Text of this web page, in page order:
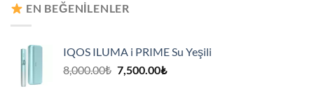
EN BEĞENILENLER
IQOS ILUMA i PRIME Su Yeşili
8,000.00₺ Orijinal
7,500.00₺Şu